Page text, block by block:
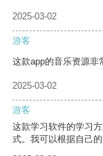
2025-03-02
游客
这款app的音乐资源非
2025-03-02
游客
这款学习软件的学习
式。我可以根据自己的